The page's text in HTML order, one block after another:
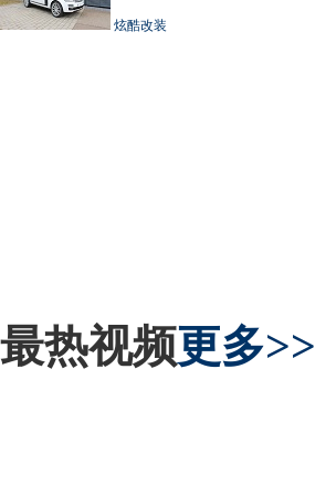
炫酷改装
最热视频更多>>